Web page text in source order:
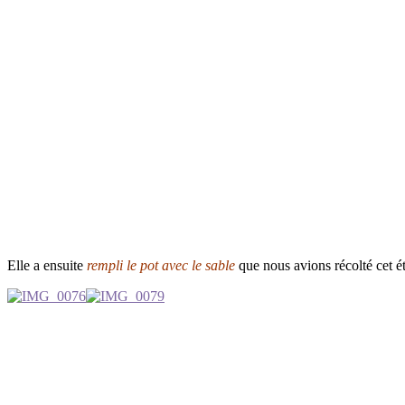
Elle a ensuite rempli le pot avec le sable que nous avions récolté cet